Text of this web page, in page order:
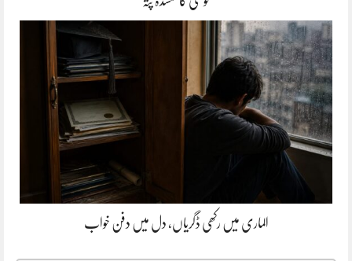
الماری میں رکھی ڈگریاں، دل میں دفن خواب